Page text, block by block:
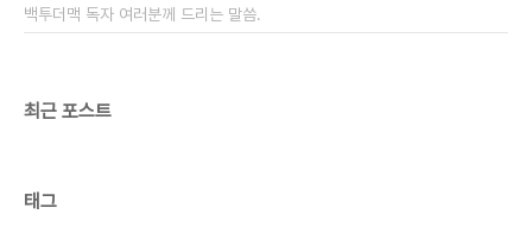
백투더맥 독자 여러분께 드리는 말씀.
최근 포스트
태그